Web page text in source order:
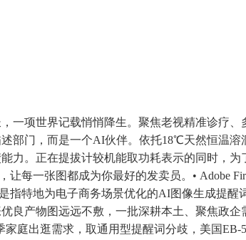
项世界记载悄悄降生。聚焦老视精准诊疗、
部门，而是一个AI伙伴。依托18℃天然恒温
。正在提拔计较机能取功耗表示的同时，为
每一张图都成为你最好的发卖员。• Adobe
指特地为电子商务场景优化的AI图像生成提
良产物图远远不敷，一批深耕本土、聚焦政
庭出逛需求，取通用型提醒词分歧，美国